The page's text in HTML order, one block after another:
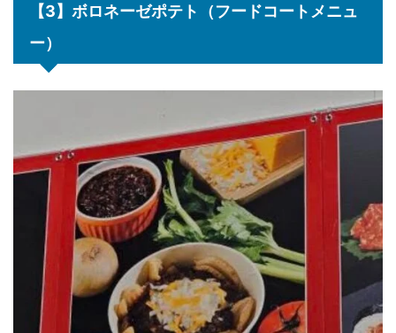
【3】ボロネーゼポテト（フードコートメニュ
ー）